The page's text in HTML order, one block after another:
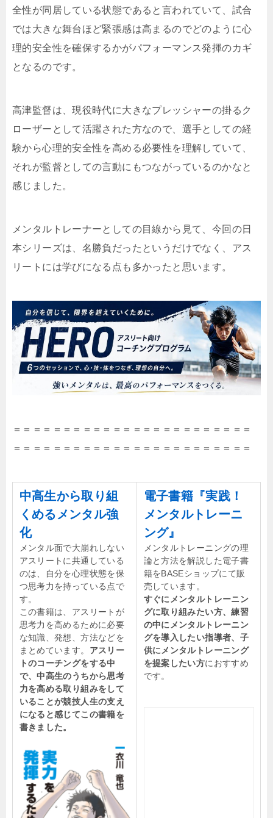
全性が同居している状態であると言われていて、試合
では大きな舞台ほど緊張感は高まるのでどのように心
理的安全性を確保するかがパフォーマンス発揮のカギ
となるのです。
高津監督は、現役時代に大きなプレッシャーの掛るク
ローザーとして活躍された方なので、選手としての経
験から心理的安全性を高める必要性を理解していて、
それが監督としての言動にもつながっているのかなと
感じました。
メンタルトレーナーとしての目線から見て、今回の日
本シリーズは、名勝負だったというだけでなく、アス
リートには学びになる点も多かったと思います。
＝＝＝＝＝＝＝＝＝＝＝＝＝＝＝＝＝＝＝＝＝＝＝＝
＝＝＝＝＝＝＝＝＝＝＝＝＝＝＝＝＝＝＝＝＝＝＝＝
中高生から取り組
くめるメンタル強
化
メンタル面で大崩れしない
アスリートに共通している
のは、自分を心理状態を保
つ思考力を持っている点で
す。
この書籍は、アスリートが
思考力を高めるために必要
な知識、発想、方法などを
まとめています。 アスリー
トのコーチングをする中
で、中高生のうちから思考
力を高める取り組みをして
いることが競技人生の支え
になると感じてこの書籍を
書きました。
電子書籍『実践！
メンタルトレーニ
ング』
メンタルトレーニングの理
論と方法を解説した電子書
籍をBASEショップにて販
売しています。
すぐにメンタルトレーニン
グに取り組みたい方、練習
の中にメンタルトレーニン
グを導入したい指導者、子
供にメンタルトレーニング
を提案したい方におすすめ
です。